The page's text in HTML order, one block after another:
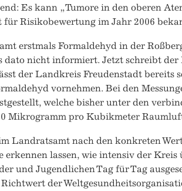
Es kann „Tumore in den oberen
für Risikobewertung im Jahr 2006
erstmals Formaldehyd in der
nicht informiert. Jetzt schreibt
der Landkreis Freudenstadt bereits
vornehmen. Bei den
welche bisher unter den
Mikrogramm pro Kubikmeter
Landratsamt nach den konkreten
lassen, wie intensiv der
und Jugendlichen Tag für Tag
der